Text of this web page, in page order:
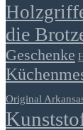
die
Geschenke
Original